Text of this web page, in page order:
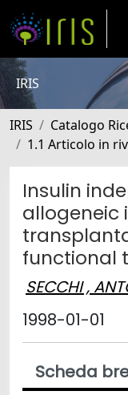
IRIS
IRIS Catalogo
1.1 Articolo in
Insulin
allogeneic
functional
SECCHI ,
1998-01-01
Scheda